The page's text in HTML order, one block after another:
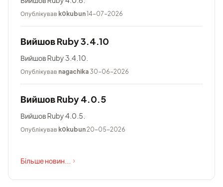
Опублікував k0kubun14-07-2026
Вийшов Ruby 3.4.10
Вийшов Ruby 3.4.10.
Опублікував nagachika 30-06-2026
Вийшов Ruby 4.0.5
Вийшов Ruby 4.0.5.
Опублікував k0kubun20-05-2026
Більше новин...